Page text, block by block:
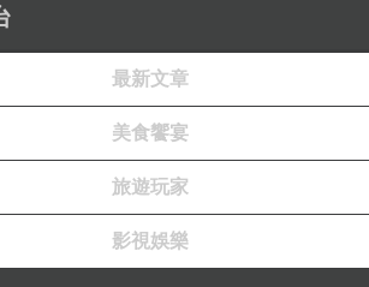
翰墨林 』，此對聯出自唐代詩人張說的詩 : 《
林字 》。
最新文章
美食饗宴
旅遊玩家
影視娛樂